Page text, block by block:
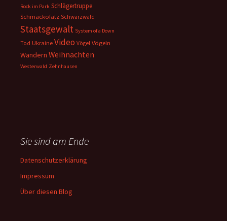
Rock im Park Schlägertruppe
Schmackofatz Schwarzwald
Staatsgewalt System of a Down
Tod Ukraine Video Vögel Vögeln
Wandern Weihnachten
Westerwald Zehnhausen
Sie sind am Ende
Datenschutzerklärung
Impressum
Über diesen Blog